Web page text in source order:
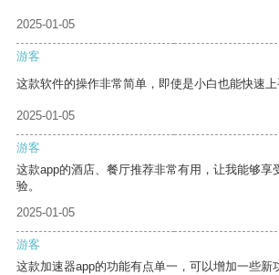
2025-01-05
游客
这款软件的操作非常简单，即使是小白也能快速上
2025-01-05
游客
这款app的酒店、餐厅推荐非常有用，让我能够享
验。
2025-01-05
游客
这款加速器app的功能有点单一，可以增加一些新